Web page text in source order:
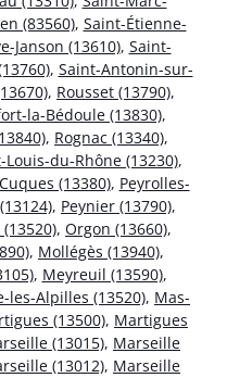
(83560), Saint-Étienne-
Janson (13610), Saint-
, Saint-Antonin-sur-
, Rousset (13790),
la-Bédoule (13830),
, Rognac (13340),
Louis-du-Rhône (13230),
(13380), Peyrolles-
, Peynier (13790),
, Orgon (13660),
, Mollégès (13940),
, Meyreuil (13590),
les-Alpilles (13520), Mas-
(13500), Martigues
(13015), Marseille
(13012), Marseille